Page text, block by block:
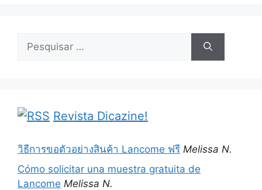
Pesquisar
Revista Dicazine!
วิธีการขอตัวอย่างสินค้า Lancome ฟรี Melissa N.
Cómo solicitar una muestra gratuita de
Lancome Melissa N.